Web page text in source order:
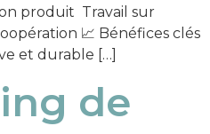
produit Travail sur
📈 Bénéfices clés
et durable […]
de